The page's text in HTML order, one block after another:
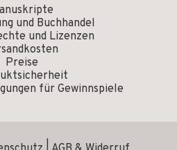
und Buchhandel
und Lizenzen
Preise
für Gewinnspiele